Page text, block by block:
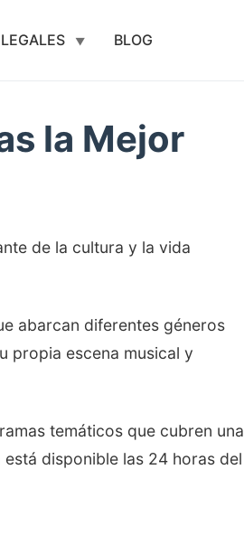
BLOG
la Mejor
de la cultura y la vida
abarcan diferentes géneros
propia escena musical y
temáticos que cubren una
disponible las 24 horas del